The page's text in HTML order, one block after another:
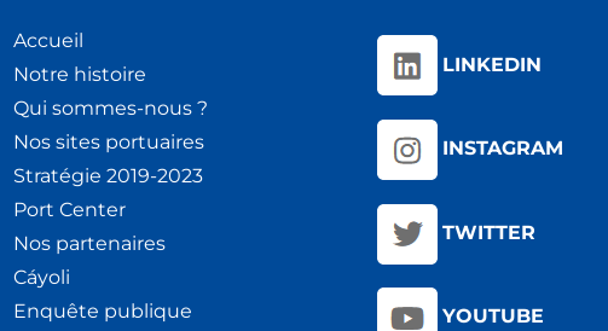
Accueil
Notre histoire
Qui sommes-nous ?
Nos sites portuaires
Stratégie 2019-2023
Port Center
Nos partenaires
Cáyoli
Enquête publique
LINKEDIN
INSTAGRAM
TWITTER
YOUTUBE